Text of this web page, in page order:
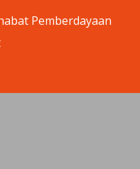
Pemberdayaan